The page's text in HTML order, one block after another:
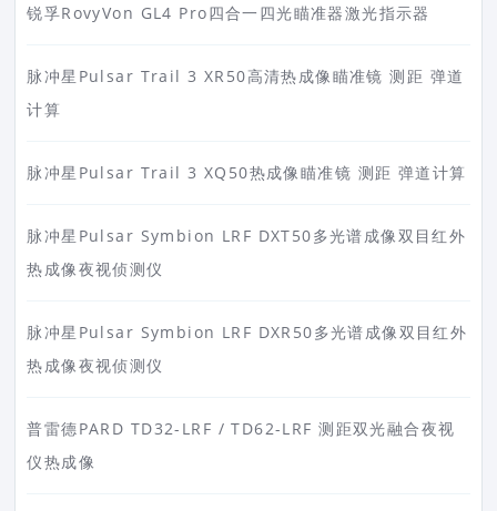
锐孚RovyVon GL4 Pro四合一四光瞄准器激光指示器
脉冲星Pulsar Trail 3 XR50高清热成像瞄准镜 测距 弹道
计算
脉冲星Pulsar Trail 3 XQ50热成像瞄准镜 测距 弹道计算
脉冲星Pulsar Symbion LRF DXT50多光谱成像双目红外
热成像夜视侦测仪
脉冲星Pulsar Symbion LRF DXR50多光谱成像双目红外
热成像夜视侦测仪
普雷德PARD TD32-LRF / TD62-LRF 测距双光融合夜视
仪热成像